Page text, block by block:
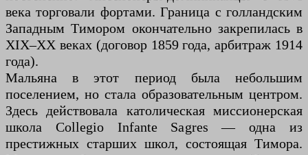
века торговали фортами. Граница с голландским
Западным Тимором окончательно закрепилась в
XIX–XX веках (договор 1859 года, арбитраж 1914
года).
Мальяна в этот период была небольшим
поселением, но стала образовательным центром.
Здесь действовала католическая миссионерская
школа Collegio Infante Sagres — одна из
престижных старших школ, состоящая Тимора.